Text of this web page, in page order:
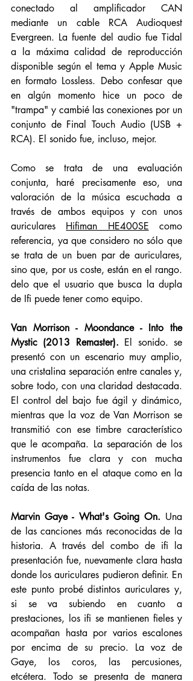
conectado al amplificador CAN
mediante un cable RCA Audioquest
Evergreen. La fuente del audio fue Tidal
a la máxima calidad de reproducción
disponible según el tema y Apple Music
en formato Lossless. Debo confesar que
en algún momento hice un poco de
"trampa" y cambié las conexiones por un
conjunto de Final Touch Audio (USB +
RCA). El sonido fue, incluso, mejor.
Como se trata de una evaluación
conjunta, haré precisamente eso, una
valoración de la música escuchada a
través de ambos equipos y con unos
auriculares Hifiman HE400SE como
referencia, ya que considero no sólo que
se trata de un buen par de auriculares,
sino que, por us coste, están en el rango.
delo que el usuario que busca la dupla
de Ifi puede tener como equipo.
Van Morrison - Moondance - Into the
Mystic (2013 Remaster). El sonido. se
presentó con un escenario muy amplio,
una cristalina separación entre canales y,
sobre todo, con una claridad destacada.
El control del bajo fue ágil y dinámico,
mientras que la voz de Van Morrison se
transmitió con ese timbre característico
que le acompaña. La separación de los
instrumentos fue clara y con mucha
presencia tanto en el ataque como en la
caída de las notas.
Marvin Gaye - What's Going On. Una
de las canciones más reconocidas de la
historia. A través del combo de ifi la
presentación fue, nuevamente clara hasta
donde los auriculares pudieron definir. En
este punto probé distintos auriculares y,
si se va subiendo en cuanto a
prestaciones, los ifi se mantienen fieles y
acompañan hasta por varios escalones
por encima de su precio. La voz de
Gaye, los coros, las percusiones,
etcétera. Todo se presenta de manera